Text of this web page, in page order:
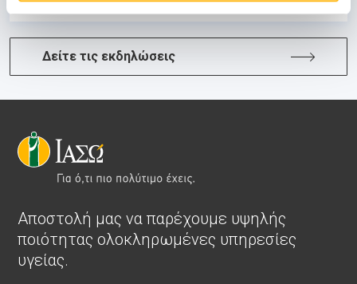
Δείτε τις εκδηλώσεις
Αποστολή μας να παρέχουμε υψηλής
ποιότητας ολοκληρωμένες υπηρεσίες
υγείας.